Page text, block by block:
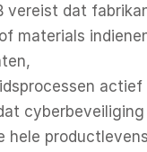
vereist dat
materials
actief
cyberbeveiliging
hele